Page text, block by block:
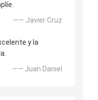
—— Javier Cruz
y la
—— Juan Daniel